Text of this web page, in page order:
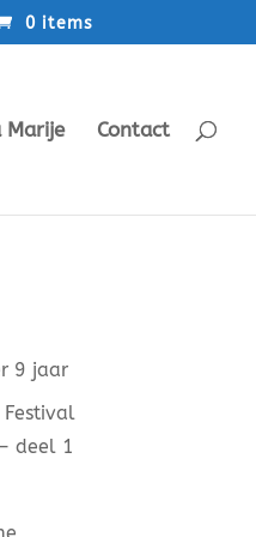
0 items
Marije Contact
9 jaar
Festival
deel 1